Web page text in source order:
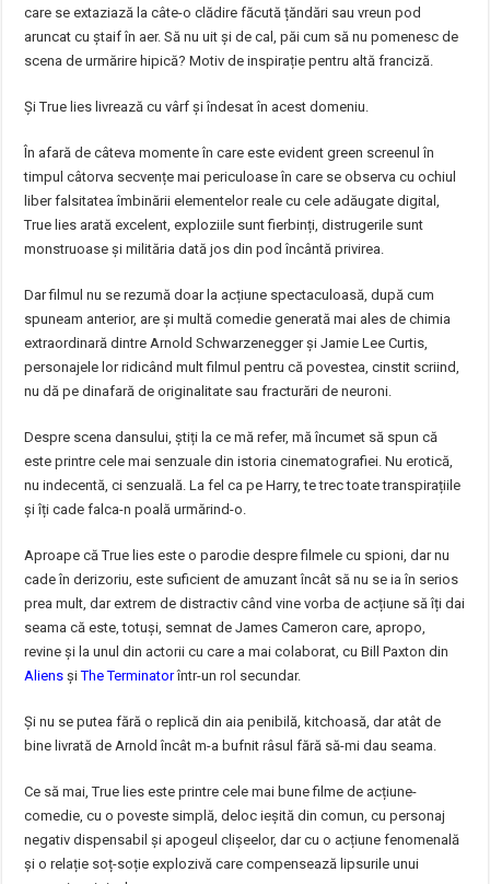
care se extaziază la câte-o clădire făcută țăndări sau vreun pod
aruncat cu ștaif în aer. Să nu uit și de cal, păi cum să nu pomenesc de
scena de urmărire hipică? Motiv de inspirație pentru altă franciză.
Și True lies livrează cu vârf și îndesat în acest domeniu.
În afară de câteva momente în care este evident green screenul în
timpul câtorva secvențe mai periculoase în care se observa cu ochiul
liber falsitatea îmbinării elementelor reale cu cele adăugate digital,
True lies arată excelent, exploziile sunt fierbinți, distrugerile sunt
monstruoase și milităria dată jos din pod încântă privirea.
Dar filmul nu se rezumă doar la acțiune spectaculoasă, după cum
spuneam anterior, are și multă comedie generată mai ales de chimia
extraordinară dintre Arnold Schwarzenegger și Jamie Lee Curtis,
personajele lor ridicând mult filmul pentru că povestea, cinstit scriind,
nu dă pe dinafară de originalitate sau fracturări de neuroni.
Despre scena dansului, știți la ce mă refer, mă încumet să spun că
este printre cele mai senzuale din istoria cinematografiei. Nu erotică,
nu indecentă, ci senzuală. La fel ca pe Harry, te trec toate transpirațiile
și îți cade falca-n poală urmărind-o.
Aproape că True lies este o parodie despre filmele cu spioni, dar nu
cade în derizoriu, este suficient de amuzant încât să nu se ia în serios
prea mult, dar extrem de distractiv când vine vorba de acțiune să îți dai
seama că este, totuși, semnat de James Cameron care, apropo,
revine și la unul din actorii cu care a mai colaborat, cu Bill Paxton din
Aliens șiThe Terminatorîntr-un rol secundar.
Și nu se putea fără o replică din aia penibilă, kitchoasă, dar atât de
bine livrată de Arnold încât m-a bufnit râsul fără să-mi dau seama.
Ce să mai, True lies este printre cele mai bune filme de acțiune-
comedie, cu o poveste simplă, deloc ieșită din comun, cu personaj
negativ dispensabil și apogeul clișeelor, dar cu o acțiune fenomenală
și o relație soț-soție explozivă care compensează lipsurile unui